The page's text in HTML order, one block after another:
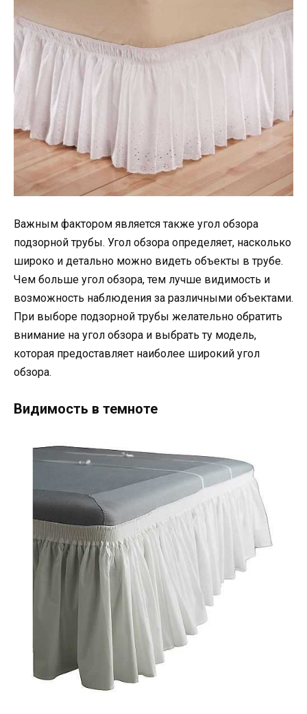
Важным фактором является также угол обзора
подзорной трубы. Угол обзора определяет, насколько
широко и детально можно видеть объекты в трубе.
Чем больше угол обзора, тем лучше видимость и
возможность наблюдения за различными объектами.
При выборе подзорной трубы желательно обратить
внимание на угол обзора и выбрать ту модель,
которая предоставляет наиболее широкий угол
обзора.
Видимость в темноте